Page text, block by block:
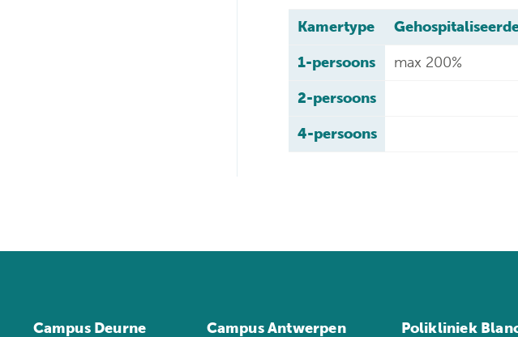
Kamertype
1-persoons
max 200%
2-persoons
4-persoons
Campus Deurne Campus Antwerpen Polikliniek